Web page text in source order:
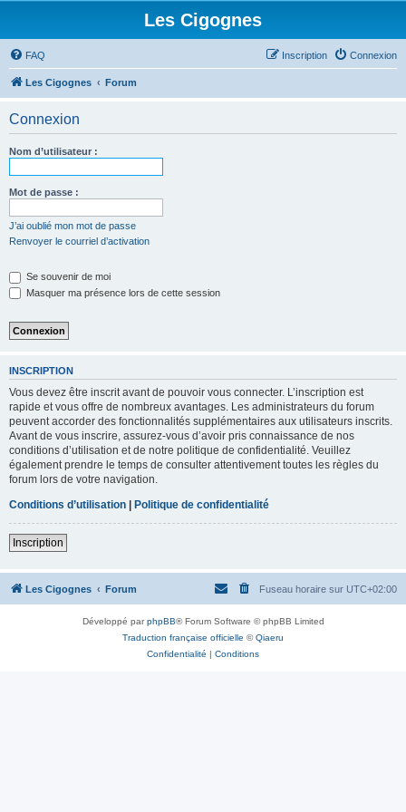
Les Cigognes
FAQ Connexion
Inscription
Les Cigognes Forum
Connexion
Nom d’utilisateur :
Mot de passe :
J’ai oublié mon mot de passe
Renvoyer le courriel d’activation
Se souvenir de moi
Masquer ma présence lors de cette session
INSCRIPTION
Vous devez être inscrit avant de pouvoir vous connecter. L’inscription est
rapide et vous offre de nombreux avantages. Les administrateurs du forum
peuvent accorder des fonctionnalités supplémentaires aux utilisateurs inscrits.
Avant de vous inscrire, assurez-vous d’avoir pris connaissance de nos
conditions d’utilisation et de notre politique de confidentialité. Veuillez
également prendre le temps de consulter attentivement toutes les règles du
forum lors de votre navigation.
Conditions d’utilisation | Politique de confidentialité
Inscription
Les Cigognes Forum Fuseau horaire sur UTC+02:00
Développé parphpBB® Forum Software © phpBB Limited
Traduction française officielle ©Qiaeru
Confidentialité | Conditions